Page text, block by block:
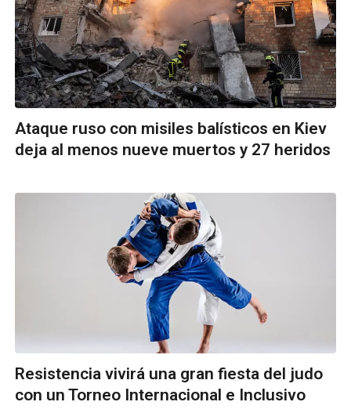
Ataque ruso con misiles balísticos en Kiev
deja al menos nueve muertos y 27 heridos
Resistencia vivirá una gran fiesta del judo
con un Torneo Internacional e Inclusivo